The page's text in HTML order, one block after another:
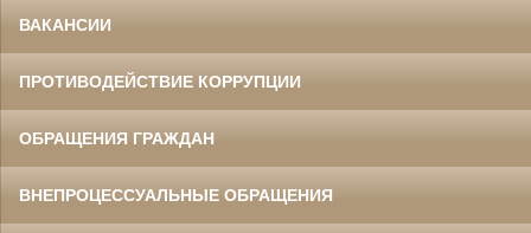
ВАКАНСИИ
ПРОТИВОДЕЙСТВИЕ КОРРУПЦИИ
ОБРАЩЕНИЯ ГРАЖДАН
ВНЕПРОЦЕССУАЛЬНЫЕ ОБРАЩЕНИЯ